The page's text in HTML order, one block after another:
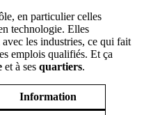
en particulier celles
technologie. Elles
les industries, ce qui fait
emplois qualifiés. Et ça
et à ses quartiers.
Information